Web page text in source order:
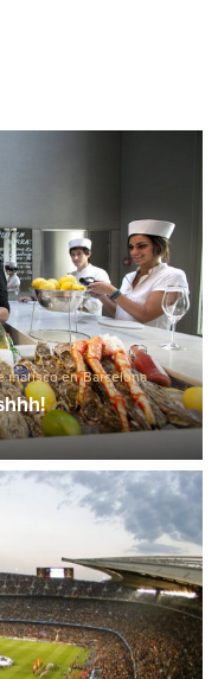
marisco en Barcelona